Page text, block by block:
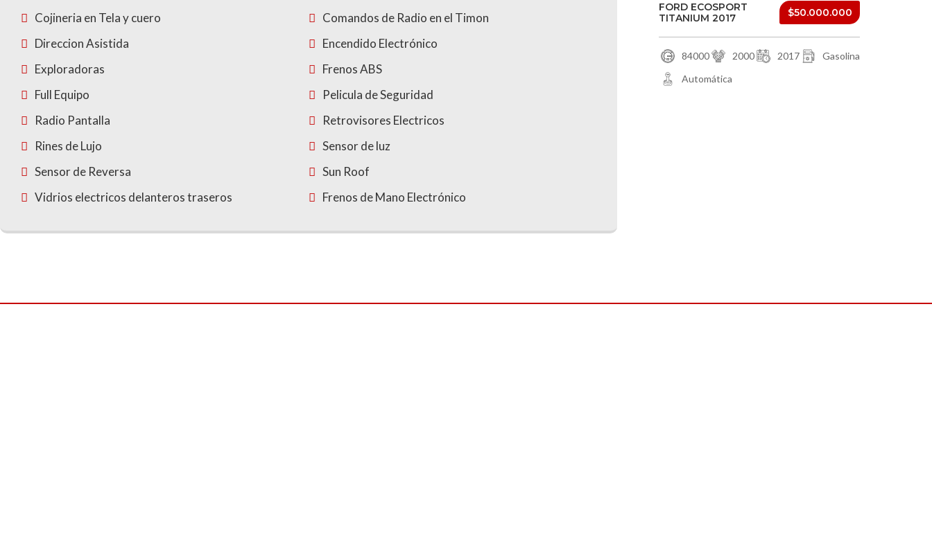
Cojineria en Tela y cuero
Comandos de Radio en el Timon
Direccion Asistida
Encendido Electrónico
Exploradoras
Frenos ABS
Full Equipo
Pelicula de Seguridad
Radio Pantalla
Retrovisores Electricos
Rines de Lujo
Sensor de luz
Sensor de Reversa
Sun Roof
Vidrios electricos delanteros traseros
Frenos de Mano Electrónico
FORD ECOSPORT
TITANIUM 2017
$50.000.000
84000 2000 2017
Gasolina
Automática